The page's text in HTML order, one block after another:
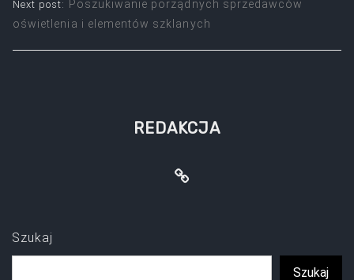
Szukaj
Szukaj
Next post: Poszukiwanie porządnych sprzedawców
oświetlenia i elementów szklanych
REDAKCJA